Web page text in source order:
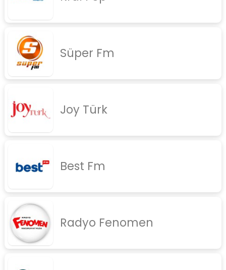
jazz
rap
diger
Gizlilik Politikası
Süper Fm
Joy Türk
Best Fm
Radyo Fenomen